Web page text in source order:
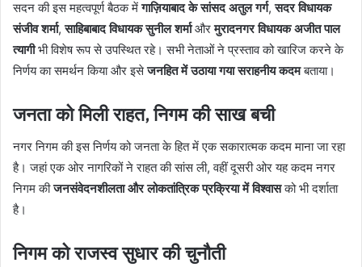
सदन की इस महत्वपूर्ण बैठक मेंगाज़ियाबाद के सांसद अतुल गर्ग,सदर विधायक
संजीव शर्मा,साहिबाबाद विधायक सुनील शर्माऔरमुरादनगर विधायक अजीत पाल
त्यागीभी विशेष रूप से उपस्थित रहे। सभी नेताओं ने प्रस्ताव को खारिज करने के
निर्णय का समर्थन किया और इसेजनहित में उठाया गया सराहनीय कदमबताया।
जनता को मिली राहत, निगम की साख बची
नगर निगम की इस निर्णय को जनता के हित में एक सकारात्मक कदम माना जा रहा
है। जहां एक ओर नागरिकों ने राहत की सांस ली, वहीं दूसरी ओर यह कदम नगर
निगम कीजनसंवेदनशीलता और लोकतांत्रिक प्रक्रिया में विश्वासको भी दर्शाता
है।
निगम को राजस्व सुधार की चुनौती